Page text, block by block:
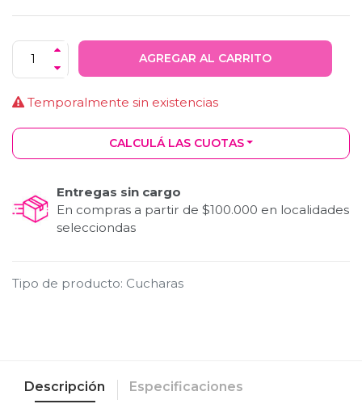
AGREGAR AL CARRITO
Temporalmente sin existencias
CALCULÁ LAS CUOTAS
Entregas sin cargo
En compras a partir de $100.000 en localidades
selecciondas
Tipo de producto: Cucharas
Descripción Especificaciones